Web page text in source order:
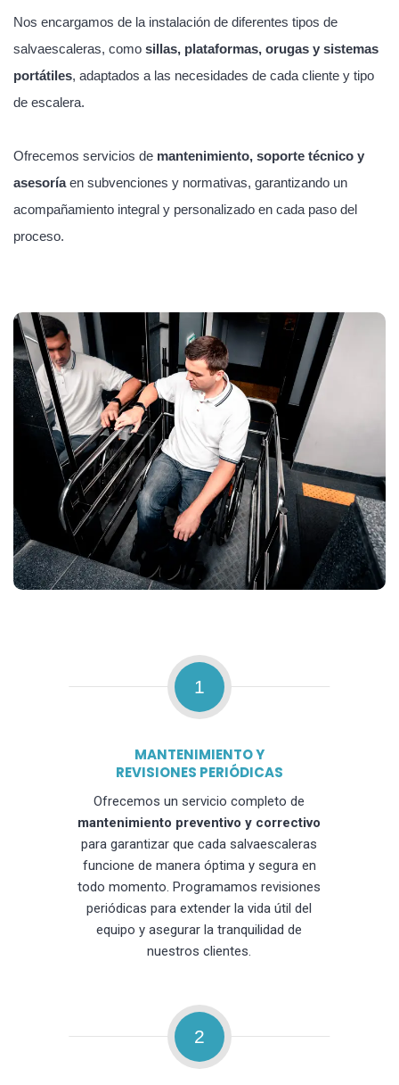
Nos encargamos de la instalación de diferentes tipos de
salvaescaleras, como sillas, plataformas, orugas y sistemas
portátiles, adaptados a las necesidades de cada cliente y tipo
de escalera.
Ofrecemos servicios de mantenimiento, soporte técnico y
asesoríaen subvenciones y normativas, garantizando un
acompañamiento integral y personalizado en cada paso del
proceso.
1
MANTENIMIENTO Y
REVISIONES PERIÓDICAS
Ofrecemos un servicio completo de
mantenimiento preventivo y correctivo
para garantizar que cada salvaescaleras
funcione de manera óptima y segura en
todo momento. Programamos revisiones
periódicas para extender la vida útil del
equipo y asegurar la tranquilidad de
nuestros clientes.
2